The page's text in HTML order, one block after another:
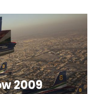
2009